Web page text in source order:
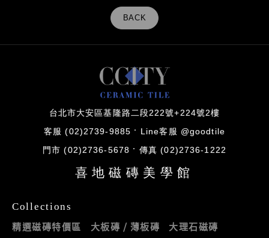
BACK
台北市大安區基隆路二段222號+224號2樓
客服 (02)2739-9885 Line客服 @goodtile
門市 (02)2736-5678 傳真 (02)2736-1222
喜地磁磚美學館
Collections
精選磁磚特價區 大板磚 / 薄板磚
大理石磁磚